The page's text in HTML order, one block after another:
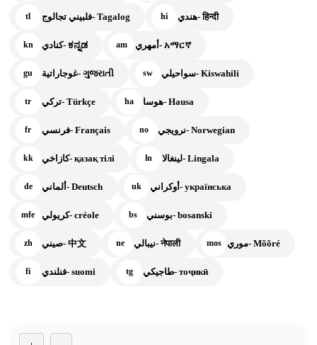
tl فلبيني تجالوج- Tagalog hi هندي- हिन्दी
kn كنادي- ಕನ್ನಡ am أمهري- አማርኛ
gu غوجاراتية- ગુજરાતી sw سواحيلي- Kiswahili
tr تركي- Türkçe ha هوسا- Hausa
fr فرنسي- Français no نرويجي- Norwegian
kk كازاخي- қазақ тілі ln لينغالا- Lingala
de ألماني- Deutsch uk أوكراني- українська
mfe كريولي- créole bs بوسني- bosanski
zh صيني- 中文 ne نيبالي- नेपाली mos موري- Mõõré
fi فنلندي- suomi tg طاجيكي- тоҷикӣ